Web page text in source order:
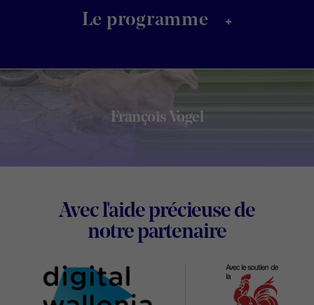
Le programme +
François Vogel
Avec l'aide précieuse de
notre partenaireDigital